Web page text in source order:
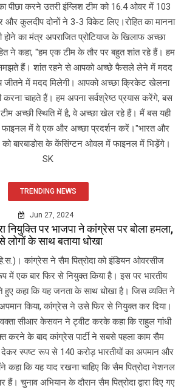
पीछा करने उतरी इंग्लिश टीम को 16.4 ओवर में 103
और कुलदीप दोनों ने 3-3 विकेट लिए।रोहित का मानना
होने का मंत्र अपराजित प्रोटियाज के खिलाफ अच्छा
ने कहा, "हम एक टीम के तौर पर बहुत शांत रहे हैं। हम
हैं। शांत रहने से आपको अच्छे फैसले लेने में मदद
जीतने में मदद मिलेगी। आपको अच्छा क्रिकेट खेलना
करना चाहते हैं। हम अपना सर्वश्रेष्ठ प्रयास करेंगे, बस
अच्छी स्थिति में है, वे अच्छा खेल रहे हैं। मैं बस यही
फाइनल में वे एक और अच्छा प्रदर्शन करें।"भारत और
को बारबाडोस के केंसिंग्टन ओवल में फाइनल में भिड़ेंगे।
SK
TRENDING NEWS
Jun 27, 2024
नियुक्ति पर भाजपा ने कांग्रेस पर बोला हमला,
लोगों के साथ बताया धोखा
कांग्रेस ने सैम पित्रोदा को इंडियन ओवरसीज
में एक बार फिर से नियुक्त किया है। इस पर भारतीय
हुए कहा कि यह जनता के साथ धोखा है। जिस व्यक्ति ने
किया, कांग्रेस ने उसे फिर से नियुक्त कर दिया।
सीआर केसवन ने ट्वीट करके कहा कि राहुल गांधी
करने के बाद कांग्रेस पार्टी ने सबसे पहला काम सैम
देकर स्पष्ट रूप से 140 करोड़ भारतीयों का अपमान और
कहा कि यह याद रखना चाहिए कि सैम पित्रोदा नेशनल
चुनाव अभियान के दौरान सैम पित्रोदा द्वारा दिए गए